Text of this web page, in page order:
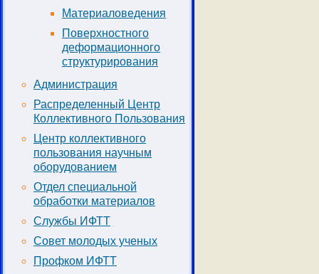
Материаловедения
Поверхностного
деформационного
структурирования
Администрация
Распределенный Центр
Коллективного Пользования
Центр коллективного
пользования научным
оборудованием
Отдел специальной
обработки материалов
Службы ИФТТ
Совет молодых ученых
Профком ИФТТ